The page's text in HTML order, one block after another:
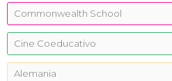
Commonwealth School
Cine Coeducativo
Alemania